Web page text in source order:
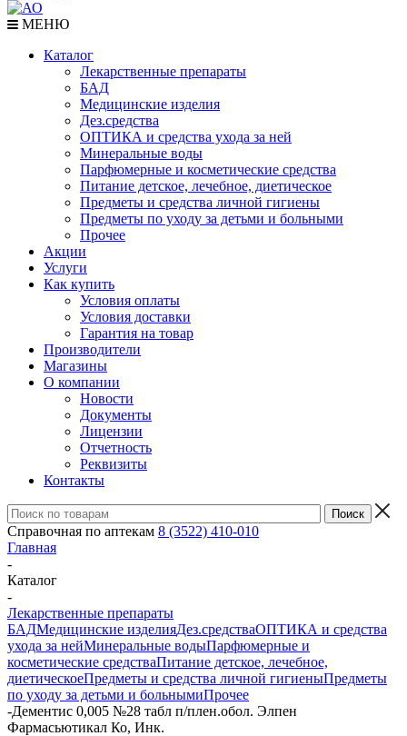
МЕНЮ
Каталог
Лекарственные препараты
БАД
Медицинские изделия
Дез.средства
ОПТИКА и средства ухода за ней
Минеральные воды
Парфюмерные и косметические средства
Питание детское, лечебное, диетическое
Предметы и средства личной гигиены
Предметы по уходу за детьми и больными
Прочее
Акции
Услуги
Как купить
Условия оплаты
Условия доставки
Гарантия на товар
Производители
Магазины
О компании
Новости
Документы
Лицензии
Отчетность
Реквизиты
Контакты
Справочная по аптекам 8 (3522) 410-010
Главная
-
Каталог
-
Лекарственные препараты
БАДМедицинские изделияДез.средстваОПТИКА и средства
ухода за нейМинеральные водыПарфюмерные и
косметические средстваПитание детское, лечебное,
диетическоеПредметы и средства личной гигиеныПредметы
по уходу за детьми и больнымиПрочее
-Дементис 0,005 №28 табл п/плен.обол. Элпен
Фармасьютикал Ко, Инк.